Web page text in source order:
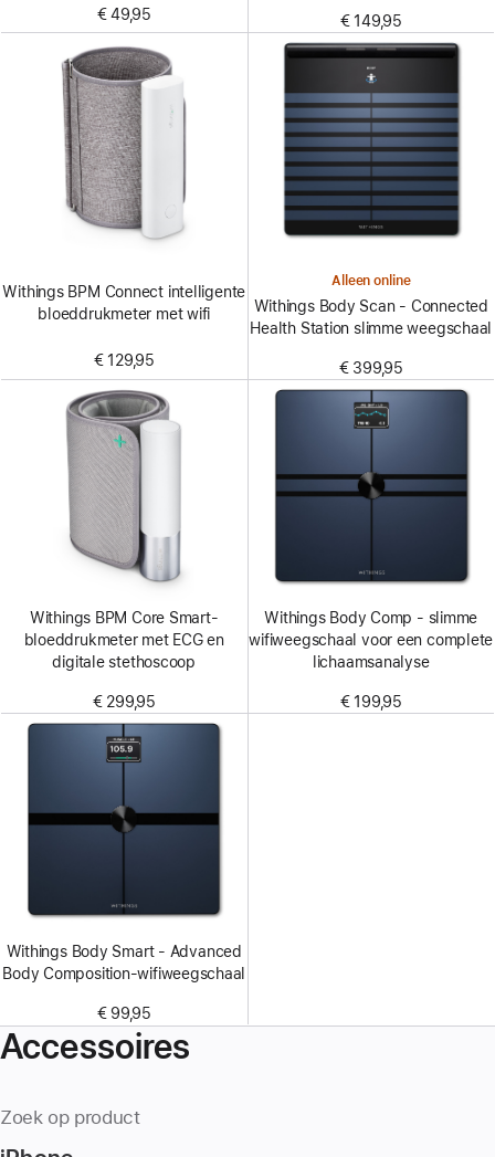
€ 49,95 € 149,95
Withings BPM Connect intelligente
bloeddrukmeter met wifi
€ 129,95
Alleen online
Withings Body Scan - Connected
Health Station slimme weegschaal
€ 399,95
Withings BPM Core Smart-
bloeddrukmeter met ECG en
digitale stethoscoop
€ 299,95
Withings Body Comp - slimme
wifiweegschaal voor een complete
lichaamsanalyse
€ 199,95
Withings Body Smart - Advanced
Body Composition-wifiweegschaal
€ 99,95
Accessoires
Zoek op product